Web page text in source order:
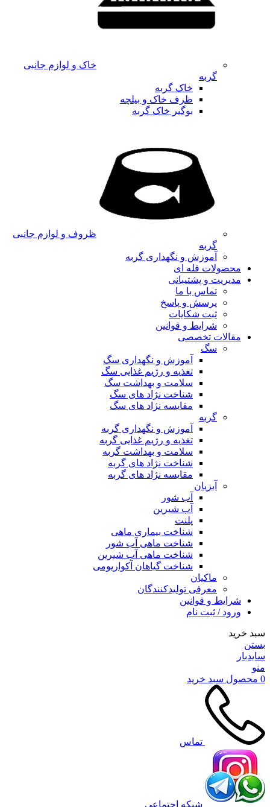
خاک و لوازم جانبی
گربه
خاک گربه
ظرف خاک و بیلچه
بوگیر خاک گربه
ظروف و لوازم جانبی
گربه
آموزش و نگهداری گربه
محصولات فله ای
مدیریت و پشتیبانی
تماس با ما
پرسش و پاسخ
ثبت شکایات
شرایط و قوانین
مقالات تخصصی
سگ
آموزش و نگهداری سگ
تغذیه و رژیم غذایی سگ
سلامت و بهداشت سگ
شناخت نژاد های سگ
مقایسه نژاد های سگ
گربه
آموزش و نگهداری گربه
تغذیه و رژیم غذایی گربه
سلامت و بهداشت گربه
شناخت نژاد های گربه
مقایسه نژاد های گربه
آبزیان
آب شور
آب شیرین
پلنت
شناخت بیماری ماهی
شناخت ماهی آب شور
شناخت ماهی آب شیرین
شناخت گیاهان آکواریومی
ماکیان
معرفی تولیدکنندگان
شرایط و قوانین
ورود / ثبت نام
سبد خرید
بستن
سایدبار
منو
0 محصول سبد خرید
تماس
شبکه اجتماعی